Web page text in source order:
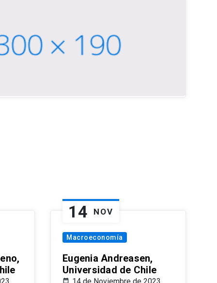
14 NOV
Macroeconomía
Eugenia Andreasen,
Universidad de Chile